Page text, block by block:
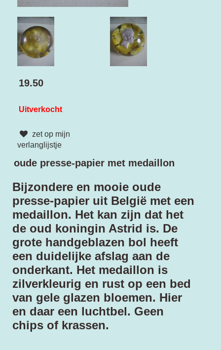
19.50
Uitverkocht
zet op mijn
verlanglijstje
oude presse-papier met medaillon
Bijzondere en mooie oude
presse-papier uit België met een
medaillon. Het kan zijn dat het
de oud koningin Astrid is. De
grote handgeblazen bol heeft
een duidelijke afslag aan de
onderkant. Het medaillon is
zilverkleurig en rust op een bed
van gele glazen bloemen. Hier
en daar een luchtbel. Geen
chips of krassen.